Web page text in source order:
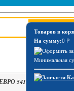
Товаров в
На сумму:0 ₽
Минимальная
54115-1201010